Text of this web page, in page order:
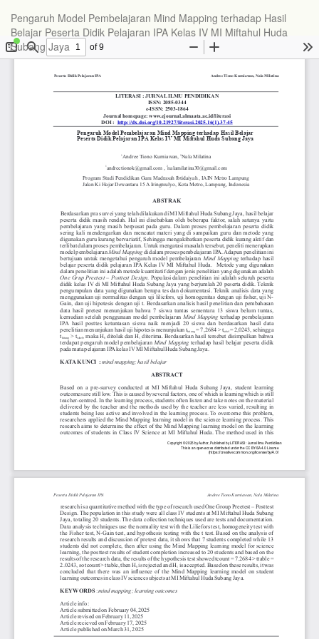
Pengaruh Model Pembelajaran Mind Mapping terhadap Hasil
Belajar Peserta Didik Pelajaran IPA Kelas IV MI Miftahul Huda
Subang Jaya